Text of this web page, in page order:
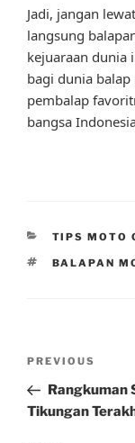
Jadi, jangan
langsung
kejuaraan dunia
bagi dunia
pembalap
bangsa
TIPS MOTO
TAGS
BALAPAN
Previous
Post
PREVIOUS
Rangkuman
Tikungan